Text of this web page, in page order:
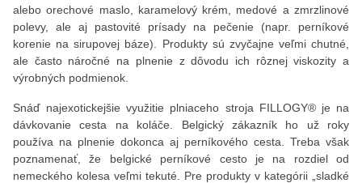
alebo orechové maslo, karamelový krém, medové a zmrzlinové
polevy, ale aj pastovité prísady na pečenie (napr. perníkové
korenie na sirupovej báze). Produkty sú zvyčajne veľmi chutné,
ale často náročné na plnenie z dôvodu ich rôznej viskozity a
výrobných podmienok.
Snáď najexotickejšie využitie plniaceho stroja FILLOGY® je na
dávkovanie cesta na koláče. Belgický zákazník ho už roky
používa na plnenie dokonca aj perníkového cesta. Treba však
poznamenať, že belgické perníkové cesto je na rozdiel od
nemeckého kolesa veľmi tekuté. Pre produkty v kategórii „sladké